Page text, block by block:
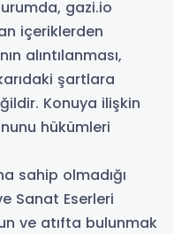
gazi.io
içeriklerden
alıntılanması,
şartlara
Konuya ilişkin
hükümleri
sahip olmadığı
Sanat Eserleri
ve atıfta bulunmak